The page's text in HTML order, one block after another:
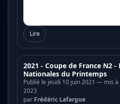
Lire
2021 - Coupe de France N2 -
Nationales du Printemps
Publié le jeudi 10 juin 2021 — mis
2023
par Frédéric Lafargue